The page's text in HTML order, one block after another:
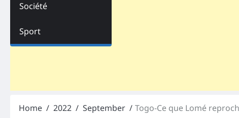
Société
Sport
Home 2022 September Togo-Ce que Lomé